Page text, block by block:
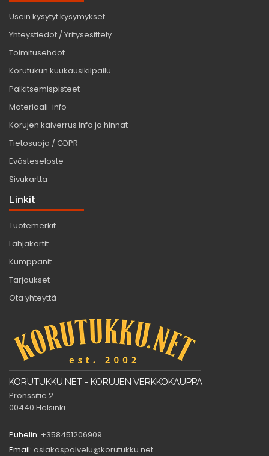
Usein kysytyt kysymykset
Yhteystiedot / Yritysesittely
Toimitusehdot
Korutukun kuukausikilpailu
Palkitsemispisteet
Materiaali-info
Korujen kaiverrus info ja hinnat
Tietosuoja / GDPR
Evästeseloste
Sivukartta
Linkit
Tuotemerkit
Lahjakortit
Kumppanit
Tarjoukset
Ota yhteyttä
KORUTUKKU.NET - KORUJEN VERKKOKAUPPA
Pronssitie 2
00440 Helsinki
Puhelin: +358451206909
Email: asiakaspalvelu@korutukku.net